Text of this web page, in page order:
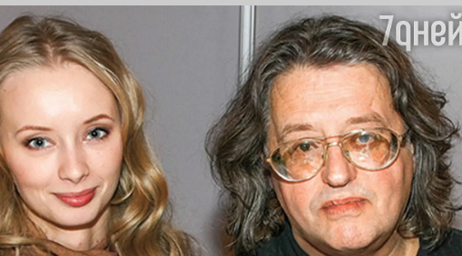
Градский умер почти два года назад, а его
до сих пор не могут поделить. Третья жена
Ольга подала иск почти сразу после смерти
на его вдову, Марину Коташенко, и собственных
Марию и Даниила. Она просит выделить 1/2 долю
нажитого во время брака с Градским, исключив его
наследственного имущества, и признать за ней
собственность. Претендует она и на творческое
Александра Градского, включая семейные
ноты и письма, — то, что собиралось во время
ней и было общим. По словам юристов, исключить